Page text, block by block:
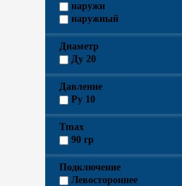
наружн
наружный
Диаметр
Ду 20
Давление
Ру 10
Tmax
90 гр
Подключение
Левостороннее